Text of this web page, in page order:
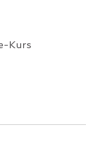
Kurs